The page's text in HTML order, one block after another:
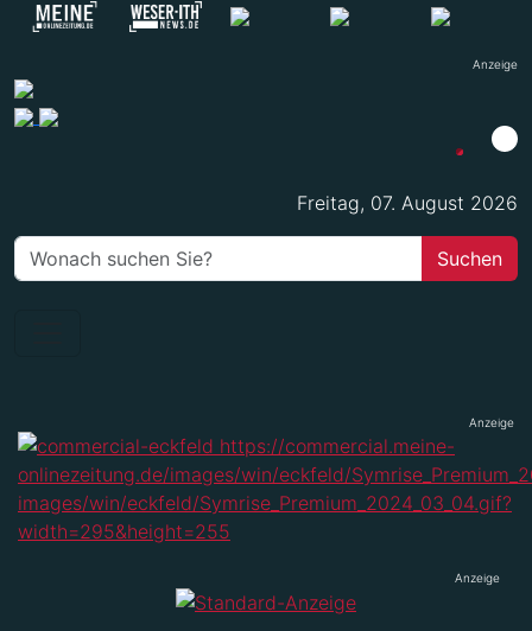
Anzeige
Freitag, 07. August 2026
Anzeige
Anzeige